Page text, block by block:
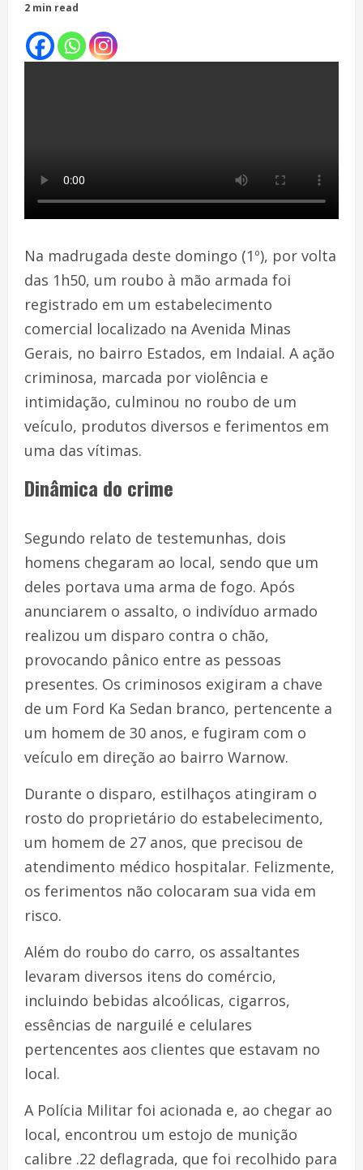
2 min read
Na madrugada deste domingo (1º), por volta
das 1h50, um roubo à mão armada foi
registrado em um estabelecimento
comercial localizado na Avenida Minas
Gerais, no bairro Estados, em Indaial. A ação
criminosa, marcada por violência e
intimidação, culminou no roubo de um
veículo, produtos diversos e ferimentos em
uma das vítimas.
Dinâmica do crime
Segundo relato de testemunhas, dois
homens chegaram ao local, sendo que um
deles portava uma arma de fogo. Após
anunciarem o assalto, o indivíduo armado
realizou um disparo contra o chão,
provocando pânico entre as pessoas
presentes. Os criminosos exigiram a chave
de um Ford Ka Sedan branco, pertencente a
um homem de 30 anos, e fugiram com o
veículo em direção ao bairro Warnow.
Durante o disparo, estilhaços atingiram o
rosto do proprietário do estabelecimento,
um homem de 27 anos, que precisou de
atendimento médico hospitalar. Felizmente,
os ferimentos não colocaram sua vida em
risco.
Além do roubo do carro, os assaltantes
levaram diversos itens do comércio,
incluindo bebidas alcoólicas, cigarros,
essências de narguilé e celulares
pertencentes aos clientes que estavam no
local.
A Polícia Militar foi acionada e, ao chegar ao
local, encontrou um estojo de munição
calibre .22 deflagrada, que foi recolhido para